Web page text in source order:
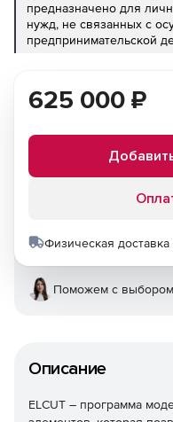
предназначено для
нужд, не связанных с
предпринимательской
Описание
ELCUT – программа
625 000 ₽
Физическая доставка
Поможем с выбором